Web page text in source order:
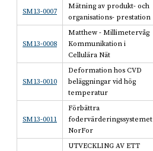
SM13-0007
Mätning av produkt- och
organisations- prestation
SM13-0008
Matthew - Millimetervåg
Kommunikation i
Cellulära Nät
SM13-0010
Deformation hos CVD
beläggningar vid hög
temperatur
SM13-0011
Förbättra
fodervärderingssystemet
NorFor
UTVECKLING AV ETT